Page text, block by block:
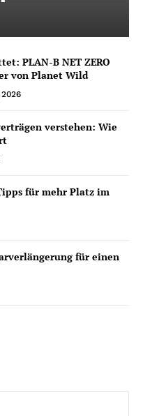
PLAN-B NET ZERO
von Planet Wild
2026
verstehen: Wie
für mehr Platz im
für einen